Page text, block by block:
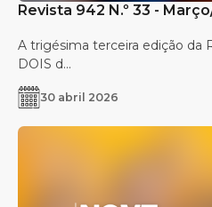
Revista 942 N.º 33 -
A trigésima terceira edição da
DOIS d...
30 abril 2026